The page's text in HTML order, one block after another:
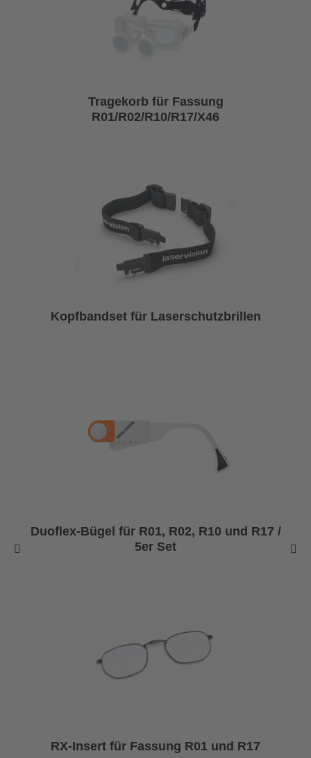
Tragekorb für Fassung
R01/R02/R10/R17/X46
Kopfbandset für Laserschutzbrillen
Duoflex-Bügel für R01, R02, R10 und R17 /
5er Set
RX-Insert für Fassung R01 und R17